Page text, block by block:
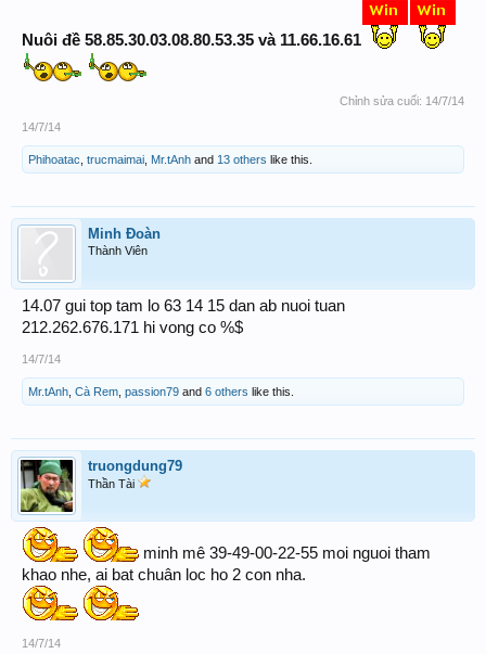
Nuôi đề 58.85.30.03.08.80.53.35 và 11.66.16.61
Chỉnh sửa cuối: 14/7/14
14/7/14
Phihoatac trucmaimai Mr.tAnh and 13 others like this.
Minh Đoàn
Thành Viên
14.07 gui top tam lo 63 14 15 dan ab nuoi tuan
212.262.676.171 hi vong co %$
14/7/14
Mr.tAnh Cà Rem passion79 and 6 others like this.
truongdung79
Thần Tài
minh mê 39-49-00-22-55 moi nguoi tham
khao nhe, ai bat chuân loc ho 2 con nha.
14/7/14